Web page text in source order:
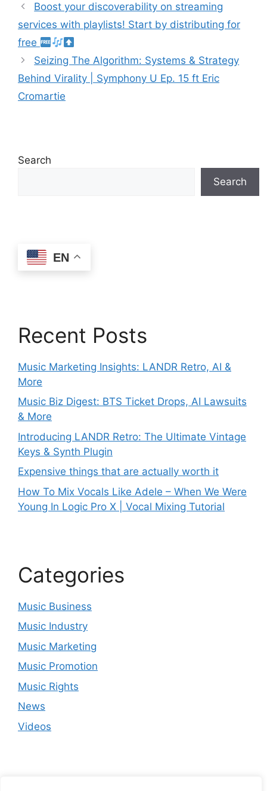
Boost your discoverability on streaming
services with playlists! Start by distributing for
free
Seizing The Algorithm: Systems & Strategy
Behind Virality | Symphony U Ep. 15 ft Eric
Cromartie
Search
Search
EN
Recent Posts
Music Marketing Insights: LANDR Retro, AI &
More
Music Biz Digest: BTS Ticket Drops, AI Lawsuits
& More
Introducing LANDR Retro: The Ultimate Vintage
Keys & Synth Plugin
Expensive things that are actually worth it
How To Mix Vocals Like Adele – When We Were
Young In Logic Pro X | Vocal Mixing Tutorial
Categories
Music Business
Music Industry
Music Marketing
Music Promotion
Music Rights
News
Videos